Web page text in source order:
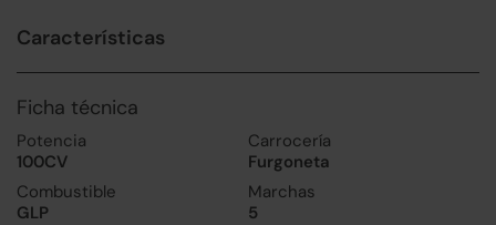
Características
Ficha técnica
Potencia
100CV
Carrocería
Furgoneta
Combustible
GLP
Marchas
5